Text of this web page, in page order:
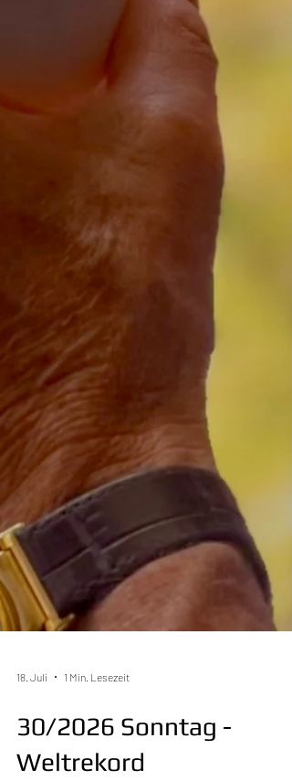
18. Juli 1 Min. Lesezeit
30/2026 Sonntag -